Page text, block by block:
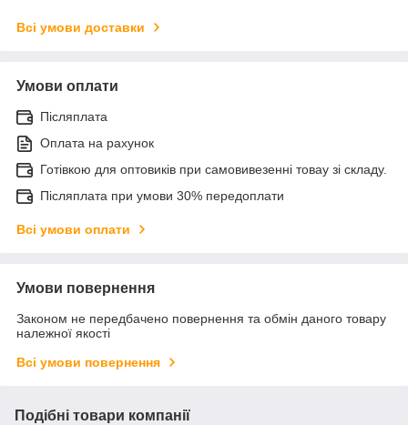
Всі умови доставки
Умови оплати
Післяплата
Оплата на рахунок
Готівкою для оптовиків при самовивезенні товау зі складу.
Післяплата при умови 30% передоплати
Всі умови оплати
Умови повернення
Законом не передбачено повернення та обмін даного товару
належної якості
Всі умови повернення
Подібні товари компанії